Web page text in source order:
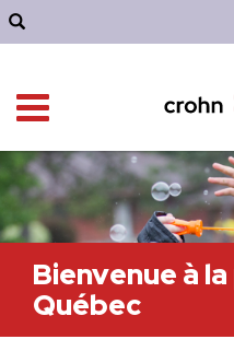
Bienvenue à
Québec